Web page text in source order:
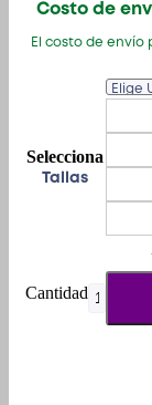
Costo de
El costo de envío
Tallas
Casco